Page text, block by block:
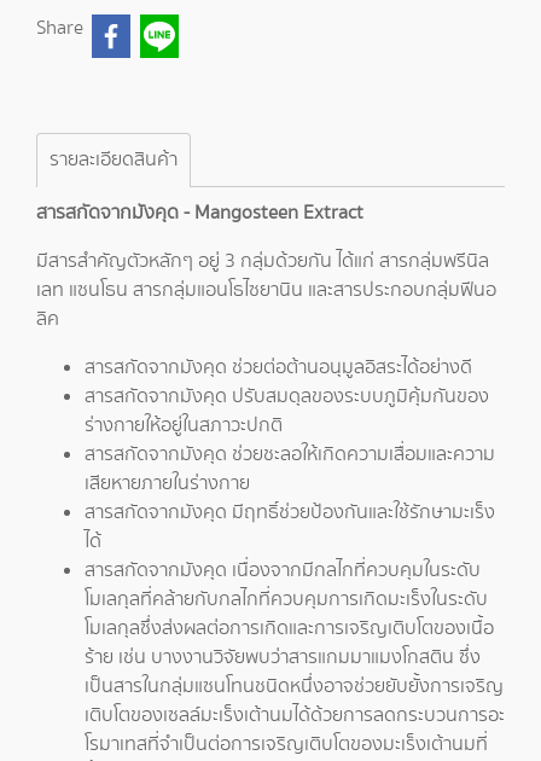
Share
รายละเอียดสินค้า
สารสกัดจากมังคุด - Mangosteen Extract
มีสารสำคัญตัวหลักๆ อยู่ 3 กลุ่มด้วยกัน ได้แก่ สารกลุ่มพรีนิล
เลท แซนโธน สารกลุ่มแอนโธไซยานิน และสารประกอบกลุ่มฟีนอ
ลิค
สารสกัดจากมังคุด ช่วยต่อต้านอนุมูลอิสระได้อย่างดี
สารสกัดจากมังคุด ปรับสมดุลของระบบภูมิคุ้มกันของ
ร่างกายให้อยู่ในสภาวะปกติ
สารสกัดจากมังคุด ช่วยชะลอให้เกิดความเสื่อมและความ
เสียหายภายในร่างกาย
สารสกัดจากมังคุด มีฤทธิ์ช่วยป้องกันและใช้รักษามะเร็ง
ได้
สารสกัดจากมังคุด เนื่องจากมีกลไกที่ควบคุมในระดับ
โมเลกุลที่คล้ายกับกลไกที่ควบคุมการเกิดมะเร็งในระดับ
โมเลกุลซึ่งส่งผลต่อการเกิดและการเจริญเติบโตของเนื้อ
ร้าย เช่น บางงานวิจัยพบว่าสารแกมมาแมงโกสติน ซึ่ง
เป็นสารในกลุ่มแซนโทนชนิดหนึ่งอาจช่วยยับยั้งการเจริญ
เติบโตของเซลล์มะเร็งเต้านมได้ด้วยการลดกระบวนการอะ
โรมาเทสที่จำเป็นต่อการเจริญเติบโตของมะเร็งเต้านมที่